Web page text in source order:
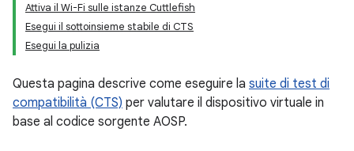
Attiva il Wi-Fi sulle istanze Cuttlefish
Esegui il sottoinsieme stabile di CTS
Esegui la pulizia
Questa pagina descrive come eseguire la suite di test di
compatibilità (CTS) per valutare il dispositivo virtuale in
base al codice sorgente AOSP.